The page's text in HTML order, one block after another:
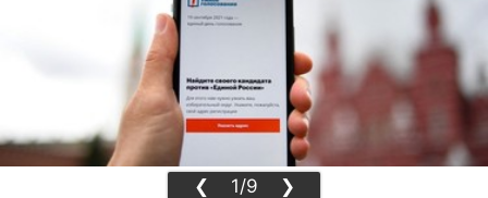
❮ 1/9 ❯